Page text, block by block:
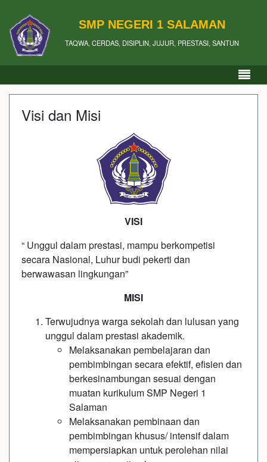
SMP NEGERI 1 SALAMAN
TAQWA, CERDAS, DISIPLIN, JUJUR, PRESTASI, SANTUN
Visi dan Misi
VISI
“ Unggul dalam prestasi, mampu berkompetisi
secara Nasional, Luhur budi pekerti dan
berwawasan lingkungan”
MISI
Terwujudnya warga sekolah dan lulusan yang
unggul dalam prestasi akademik.
Melaksanakan pembelajaran dan
pembimbingan secara efektif, efisien dan
berkesinambungan sesuai dengan
muatan kurikulum SMP Negeri 1
Salaman
Melaksanakan pembinaan dan
pembimbingan khusus/ intensif dalam
mempersiapkan untuk perolehan nilai